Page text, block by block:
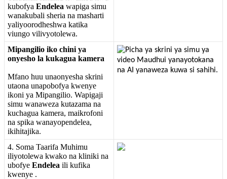
kubofya Endelea wapiga simu
wanakubali sheria na masharti
yaliyoorodheshwa katika
viungo vilivyotolewa.
Mipangilio iko chini ya
onyesho la kukagua kamera
Mfano huu unaonyesha skrini
utaona unapobofya kwenye
ikoni ya Mipangilio. Wapigaji
simu wanaweza kutazama na
kuchagua kamera, maikrofoni
na spika wanayopendelea,
ikihitajika.
4. Soma Taarifa Muhimu
iliyotolewa kwako na kliniki na
ubofye Endelea ili kufika
kwenye .